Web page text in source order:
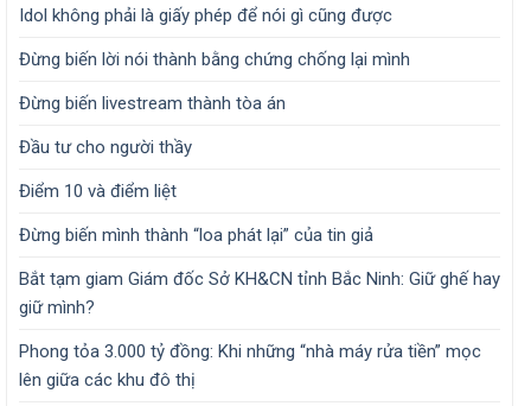
Idol không phải là giấy phép để nói gì cũng được
Đừng biến lời nói thành bằng chứng chống lại mình
Đừng biến livestream thành tòa án
Đầu tư cho người thầy
Điểm 10 và điểm liệt
Đừng biến mình thành “loa phát lại” của tin giả
Bắt tạm giam Giám đốc Sở KH&CN tỉnh Bắc Ninh: Giữ ghế hay
giữ mình?
Phong tỏa 3.000 tỷ đồng: Khi những “nhà máy rửa tiền” mọc
lên giữa các khu đô thị